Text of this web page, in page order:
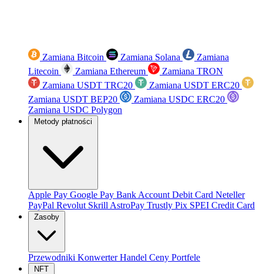
Zamiana Bitcoin Zamiana Solana
Zamiana
Litecoin
Zamiana Ethereum
Zamiana TRON
Zamiana USDT TRC20
Zamiana USDT ERC20
Zamiana USDT BEP20
Zamiana USDC ERC20
Zamiana USDC Polygon
Metody płatności
Apple Pay Google Pay Bank Account Debit Card Neteller
PayPal Revolut Skrill AstroPay Trustly Pix SPEI Credit Card
Zasoby
Przewodniki KonwerterHandel Ceny Portfele
NFT